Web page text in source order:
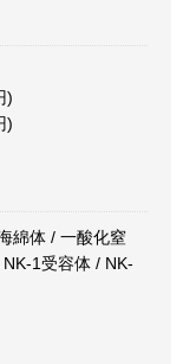
)
)
綿体 / 一酸化窒
1受容体 / NK-